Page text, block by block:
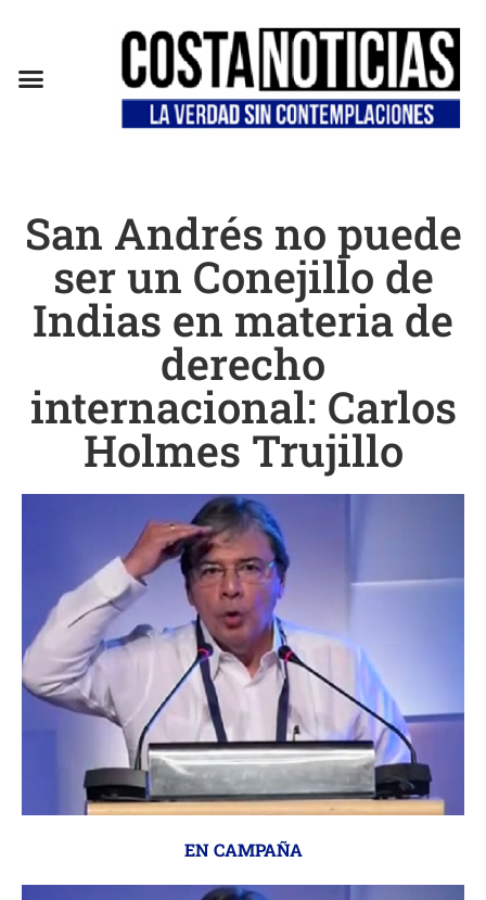
San Andrés no puede
ser un Conejillo de
Indias en materia de
derecho
internacional: Carlos
Holmes Trujillo
EN CAMPAÑA